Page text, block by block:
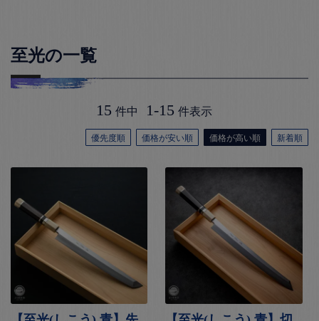
至光の一覧
優先度順 価格が安い順 価格が高い順 新着順
15 件中 1 -15 件表示